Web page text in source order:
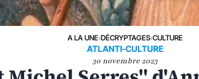
A LA UNE›DÉCRYPTAGES›CULTURE
ATLANTI-CULTURE
30 novembre 2023